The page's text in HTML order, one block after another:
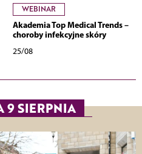
WEBINAR
Akademia Top Medical Trends –
choroby infekcyjne skóry
25/08
9 SIERPNIA